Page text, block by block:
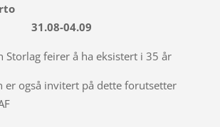
Porto
04.09
Storlag feirer å ha eksistert i 35 år
er også invitert på dette forutsetter